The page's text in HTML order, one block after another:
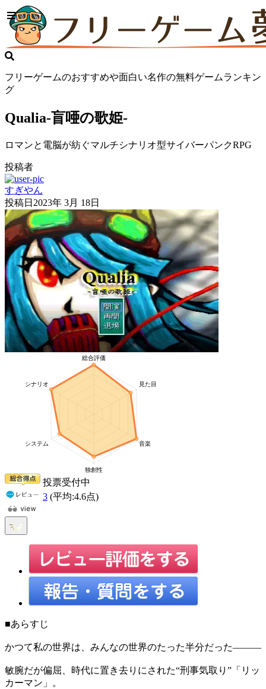
フリーゲームのおすすめや面白い名作の無料ゲームランキン
グ
Qualia-盲唖の歌姫-
ロマンと電脳が紡ぐマルチシナリオ型サイバーパンクRPG
投稿者
すぎやん
投稿日 2023年 3月 18日
投票受付中
3 (平均:4.6点)
■あらすじ
かつて私の世界は、みんなの世界のたった半分だった―――
敏腕だが偏屈、時代に置き去りにされた“刑事気取り”「リッ
カーマン」。